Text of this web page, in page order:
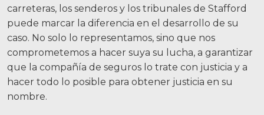
carreteras, los senderos y los tribunales de Stafford
puede marcar la diferencia en el desarrollo de su
caso. No solo lo representamos, sino que nos
comprometemos a hacer suya su lucha, a garantizar
que la compañía de seguros lo trate con justicia y a
hacer todo lo posible para obtener justicia en su
nombre.